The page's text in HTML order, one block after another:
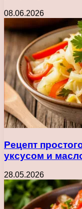
08.06.2026
Рецепт
уксусом и
28.05.2026